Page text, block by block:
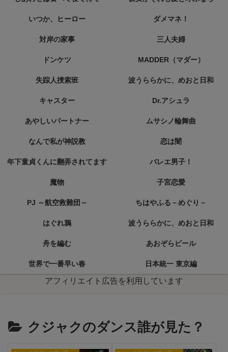
いつか、ヒーロー ダメマネ！
対岸の家事 三人夫婦
ドンケツ MADDER（マダー）
失踪人捜索班 波うららかに、めおと日和
キャスター Dr.アシュラ
あやしいパートナー ムサシノ輪舞曲
なんで私が神説教 恋は闇
年下童貞くんに翻弄されてます バレエ男子！
魔物 子宮恋愛
PJ ～航空救難団～ ちはやふる－めぐり－
はぐれ鴉 波うららかに、めおと日和
舟を編む あおぞらビール
世界で一番早い春 日本統一 東京編
アフィリエイト広告を利用しています
クジャクのダンス誰が見た？